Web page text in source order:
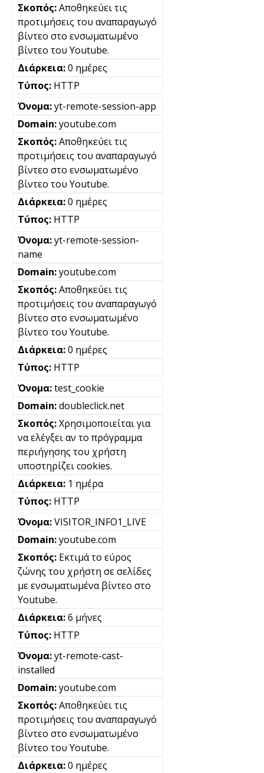
Αποθηκεύει τις
προτιμήσεις του αναπαραγωγό
βίντεο στο ενσωματωμένο
βίντεο του Youtube.
0 ημέρες
HTTP
yt-remote-session-app
youtube.com
Αποθηκεύει τις
προτιμήσεις του αναπαραγωγό
βίντεο στο ενσωματωμένο
βίντεο του Youtube.
0 ημέρες
HTTP
yt-remote-session-
name
youtube.com
Αποθηκεύει τις
προτιμήσεις του αναπαραγωγό
βίντεο στο ενσωματωμένο
βίντεο του Youtube.
0 ημέρες
HTTP
test_cookie
doubleclick.net
Χρησιμοποιείται για
να ελέγξει αν το πρόγραμμα
περιήγησης του χρήστη
υποστηρίζει cookies.
1 ημέρα
HTTP
VISITOR_INFO1_LIVE
youtube.com
Εκτιμά το εύρος
ζώνης του χρήστη σε σελίδες
με ενσωματωμένα βίντεο στο
Youtube.
6 μήνες
HTTP
yt-remote-cast-
installed
youtube.com
Αποθηκεύει τις
προτιμήσεις του αναπαραγωγό
βίντεο στο ενσωματωμένο
βίντεο του Youtube.
0 ημέρες